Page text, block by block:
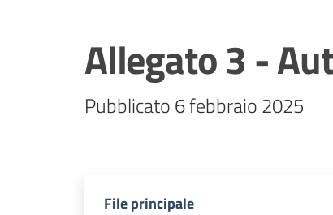
Allegato 3 -
Pubblicato 6 febbraio 2025
File principale